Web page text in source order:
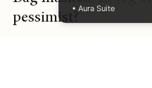
pessimist?
• Aura Suite